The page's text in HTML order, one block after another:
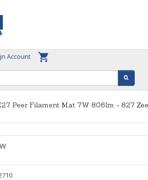
Account
Peer Filament Mat 7W 806lm - 827